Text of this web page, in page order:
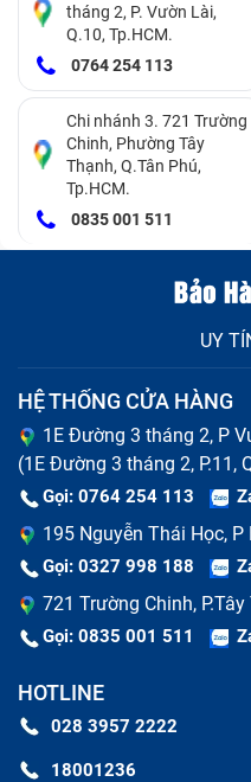
tháng 2, P. Vườn Lài,
Q.10, Tp.HCM.
0764 254 113
Chi nhánh 3. 721 Trường
Chinh, Phường Tây
Thạnh, Q.Tân Phú,
Tp.HCM.
0835 001 511
UY
HỆ THỐNG CỬA HÀNG
1E Đường 3 tháng 2, P
(1E Đường 3 tháng 2, P.11,
Gọi: 0764 254 113
195 Nguyễn Thái Học, P
Gọi: 0327 998 188
721 Trường Chinh,
Gọi: 0835 001 511
HOTLINE
028 3957 2222
18001236